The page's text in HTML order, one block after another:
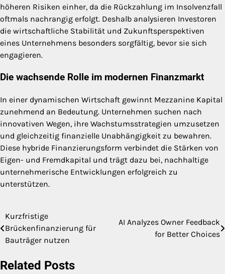
höheren Risiken einher, da die Rückzahlung im Insolvenzfall
oftmals nachrangig erfolgt. Deshalb analysieren Investoren
die wirtschaftliche Stabilität und Zukunftsperspektiven
eines Unternehmens besonders sorgfältig, bevor sie sich
engagieren.
Die wachsende Rolle im modernen Finanzmarkt
In einer dynamischen Wirtschaft gewinnt Mezzanine Kapital
zunehmend an Bedeutung. Unternehmen suchen nach
innovativen Wegen, ihre Wachstumsstrategien umzusetzen
und gleichzeitig finanzielle Unabhängigkeit zu bewahren.
Diese hybride Finanzierungsform verbindet die Stärken von
Eigen- und Fremdkapital und trägt dazu bei, nachhaltige
unternehmerische Entwicklungen erfolgreich zu
unterstützen.
Post
navigation
Kurzfristige
Brückenfinanzierung für
Bauträger nutzen
AI Analyzes Owner Feedback
for Better Choices
Related Posts